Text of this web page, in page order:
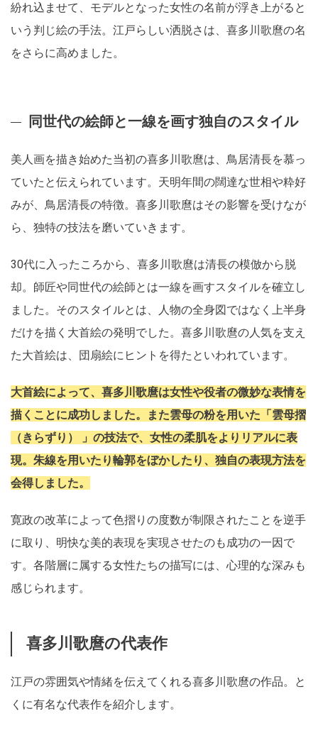
紛れ込ませて、モデルとなった女性の名前が浮き上がると
いう判じ絵の手法。江戸らしい洒脱さは、喜多川歌麿の名
をさらに高めました。
同世代の絵師と一線を画す独自のスタイル
美人画を描き始めた当初の喜多川歌麿は、鳥居清長を慕っ
ていたと伝えられています。天明年間の闊達な世相や粋好
みが、鳥居清長の特徴。喜多川歌麿はその影響を受けなが
ら、独特の技法を磨いていきます。
30代に入ったころから、喜多川歌麿は清長の模倣から脱
却。師匠や同世代の絵師とは一線を画すスタイルを確立し
ました。そのスタイルとは、人物の全身図ではなく上半身
だけを描く大首絵の発明でした。喜多川歌麿の人気を支え
た大首絵は、団扇絵にヒントを得たといわれています。
大首絵によって、喜多川歌麿は女性や役者の微妙な表情を
描くことに成功しました。また雲母の粉を用いた「雲母摺
（きらずり） 」の技法で、女性の柔肌をよりリアルに表
現。朱線を用いたり輪郭をぼかしたり、独自の表現方法を
会得しました。
寛政の改革によって色摺りの度数が制限されたことを逆手
に取り、明快な美的表現を実現させたのも成功の一因で
す。各階層に属する女性たちの描写には、心理的な深みも
感じられます。
喜多川歌麿の代表作
江戸の雰囲気や情緒を伝えてくれる喜多川歌麿の作品。と
くに有名な代表作を紹介します。